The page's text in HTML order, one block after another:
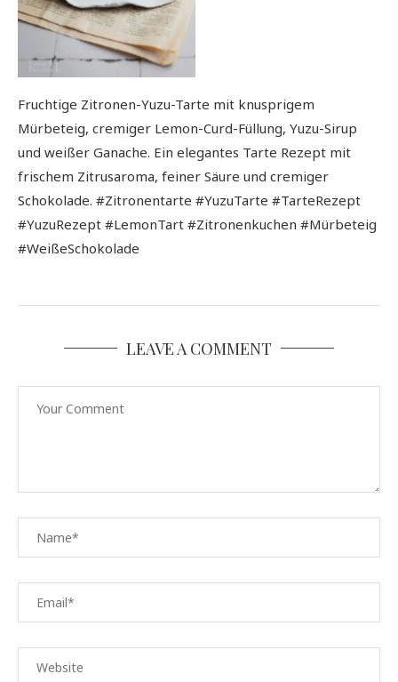
Fruchtige Zitronen-Yuzu-Tarte mit knusprigem
Mürbeteig, cremiger Lemon-Curd-Füllung, Yuzu-Sirup
und weißer Ganache. Ein elegantes Tarte Rezept mit
frischem Zitrusaroma, feiner Säure und cremiger
Schokolade. #Zitronentarte #YuzuTarte #TarteRezept
#YuzuRezept #LemonTart #Zitronenkuchen #Mürbeteig
#WeißeSchokolade
LEAVE A COMMENT